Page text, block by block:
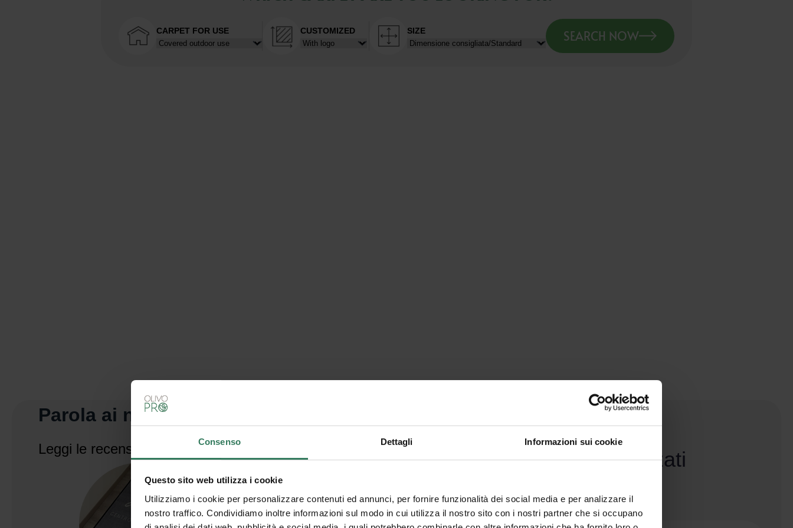
Consenso Dettagli Informazioni sui cookie
Questo sito web utilizza i cookie
Utilizziamo i cookie per personalizzare contenuti ed annunci, per fornire funzionalità dei social media e per analizzare il
nostro traffico. Condividiamo inoltre informazioni sul modo in cui utilizza il nostro sito con i nostri partner che si occupano
CARPET FOR USE CUSTOMIZED SIZE SEARCH NOW
Parola ai nostri clienti.
Leggi le recensioni Olivo PRO - Tappeti personalizzati